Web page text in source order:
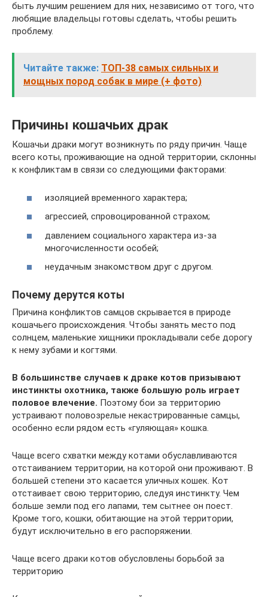
быть лучшим решением для них, независимо от того, что
любящие владельцы готовы сделать, чтобы решить
проблему.
Читайте также: ТОП-38 самых сильных и
мощных пород собак в мире (+ фото)
Причины кошачьих драк
Кошачьи драки могут возникнуть по ряду причин. Чаще
всего коты, проживающие на одной территории, склонны
к конфликтам в связи со следующими факторами:
изоляцией временного характера;
агрессией, спровоцированной страхом;
давлением социального характера из-за
многочисленности особей;
неудачным знакомством друг с другом.
Почему дерутся коты
Причина конфликтов самцов скрывается в природе
кошачьего происхождения. Чтобы занять место под
солнцем, маленькие хищники прокладывали себе дорогу
к нему зубами и когтями.
В большинстве случаев к драке котов призывают
инстинкты охотника, также большую роль играет
половое влечение. Поэтому бои за территорию
устраивают половозрелые некастрированные самцы,
особенно если рядом есть «гуляющая» кошка.
Чаще всего схватки между котами обуславливаются
отстаиванием территории, на которой они проживают. В
большей степени это касается уличных кошек. Кот
отстаивает свою территорию, следуя инстинкту. Чем
больше земли под его лапами, тем сытнее он поест.
Кроме того, кошки, обитающие на этой территории,
будут исключительно в его распоряжении.
Чаще всего драки котов обусловлены борьбой за
территорию